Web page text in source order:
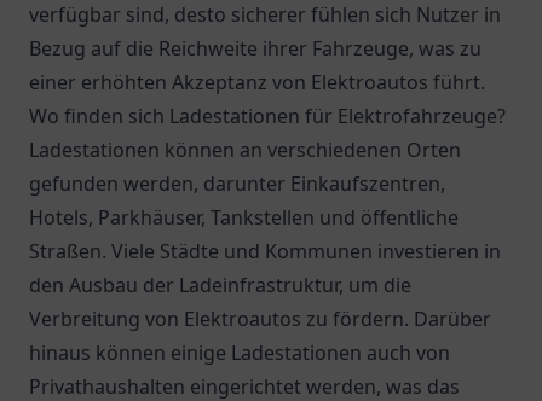
verfügbar sind, desto sicherer fühlen sich Nutzer in
Bezug auf die Reichweite ihrer Fahrzeuge, was zu
einer erhöhten Akzeptanz von Elektroautos führt.
Wo finden sich Ladestationen für Elektrofahrzeuge?
Ladestationen können an verschiedenen Orten
gefunden werden, darunter Einkaufszentren,
Hotels, Parkhäuser, Tankstellen und öffentliche
Straßen. Viele Städte und Kommunen investieren in
den Ausbau der Ladeinfrastruktur, um die
Verbreitung von Elektroautos zu fördern. Darüber
hinaus können einige Ladestationen auch von
Privathaushalten eingerichtet werden, was das